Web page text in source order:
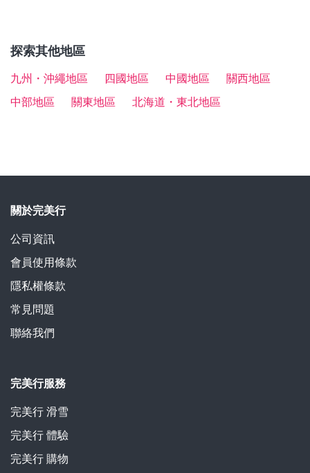
探索其他地區
九州・沖繩地區 四國地區 中國地區
關西地區
中部地區
關東地區 北海道・東北地區
關於完美行
公司資訊
會員使用條款
隱私權條款
常見問題
聯絡我們
完美行服務
完美行 滑雪
完美行 體驗
完美行 購物